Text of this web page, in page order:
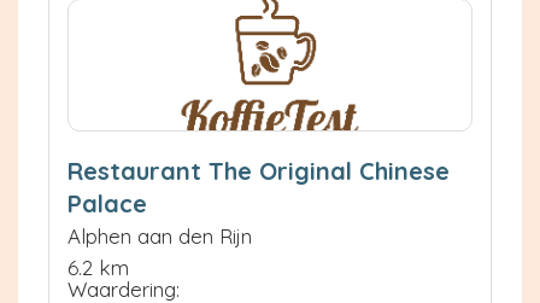
Restaurant The Original Chinese
Palace
Alphen aan den Rijn
6.2 km
Waardering: